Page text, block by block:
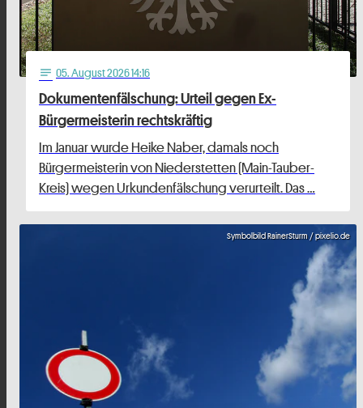
notes 05. August 2026 14:16
Dokumentenfälschung: Urteil gegen Ex-
Bürgermeisterin rechtskräftig
Im Januar wurde Heike Naber, damals noch
Bürgermeisterin von Niederstetten (Main-Tauber-
Kreis) wegen Urkundenfälschung verurteilt. Das …
Symbolbild RainerSturm / pixelio.de